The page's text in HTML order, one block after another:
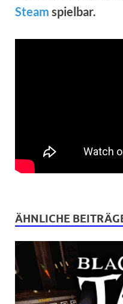
Steam spielbar.
ÄHNLICHE